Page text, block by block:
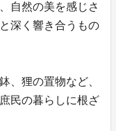
自然の美を感じさ
深く響き合うもの
、狸の置物など、
民の暮らしに根ざ